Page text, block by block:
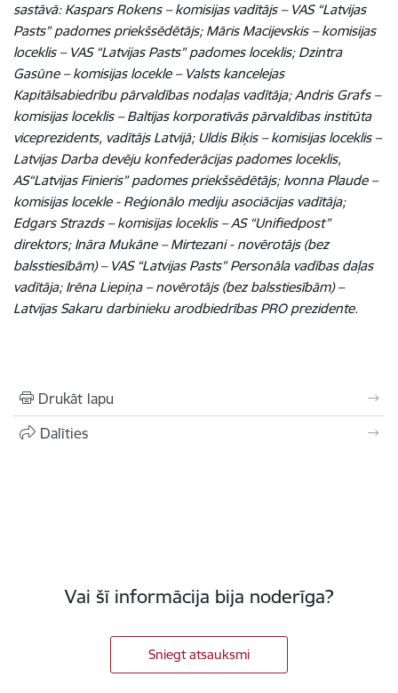
sastāvā: Kaspars Rokens – komisijas vadītājs – VAS “Latvijas
Pasts” padomes priekšsēdētājs; Māris Macijevskis – komisijas
loceklis – VAS “Latvijas Pasts” padomes loceklis; Dzintra
Gasūne – komisijas locekle – Valsts kancelejas
Kapitālsabiedrību pārvaldības nodaļas vadītāja; Andris Grafs –
komisijas loceklis – Baltijas korporatīvās pārvaldības institūta
viceprezidents, vadītājs Latvijā; Uldis Biķis – komisijas loceklis –
Latvijas Darba devēju konfederācijas padomes loceklis,
AS“Latvijas Finieris” padomes priekšsēdētājs; Ivonna Plaude –
komisijas locekle - Reģionālo mediju asociācijas vadītāja;
Edgars Strazds – komisijas loceklis – AS “Unifiedpost”
direktors; Ināra Mukāne – Mirtezani - novērotājs (bez
balsstiesībām) – VAS “Latvijas Pasts” Personāla vadības daļas
vadītāja; Irēna Liepiņa – novērotājs (bez balsstiesībām) –
Latvijas Sakaru darbinieku arodbiedrības PRO prezidente.
Drukāt lapu
Dalīties
Vai šī informācija bija noderīga?
Sniegt atsauksmi